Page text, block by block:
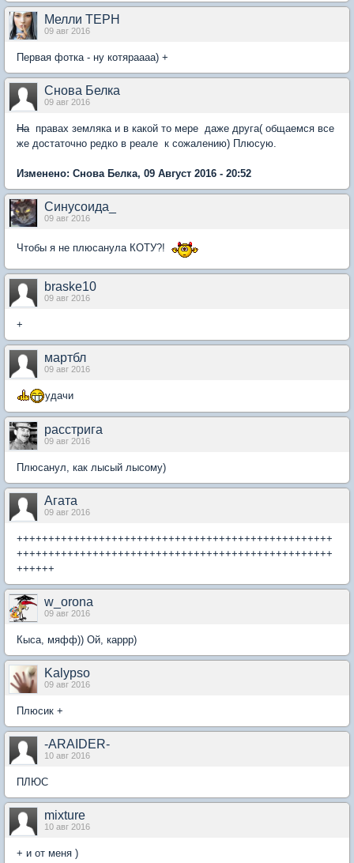
Мелли ТЕРН
09 авг 2016
Первая фотка - ну котяраааа) +
Снова Белка
09 авг 2016
На правах земляка и в какой то мере даже друга( общаемся все
же достаточно редко в реале к сожалению) Плюсую.
Изменено: Снова Белка, 09 Август 2016 - 20:52
Синусоида_
09 авг 2016
Чтобы я не плюсанула КОТУ?!
braske10
09 авг 2016
+
мартбл
09 авг 2016
удачи ​
расстрига
09 авг 2016
Плюсанул, как лысый лысому)
Агата
09 авг 2016
++++++++++++++++++++++++++++++++++++++++++++++++++
++++++++++++++++++++++++++++++++++++++++++++++++++
++++++
w_orona
09 авг 2016
Кыса, мяфф)) Ой, каррр)
Kalypso
09 авг 2016
Плюсик +
-ARAIDER-
10 авг 2016
ПЛЮС
mixture
10 авг 2016
+ и от меня )